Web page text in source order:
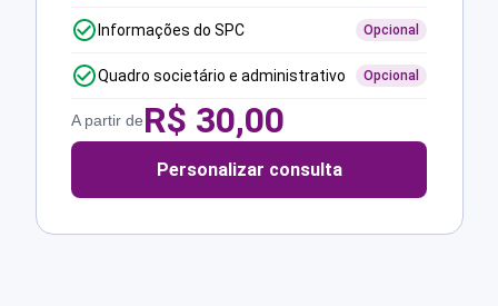
Informações do SPC Opcional
Quadro societário e administrativo Opcional
A partir deR$ 30,00
Personalizar consulta